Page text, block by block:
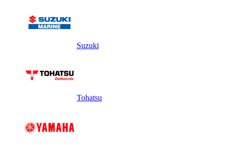
Suzuki
Tohatsu